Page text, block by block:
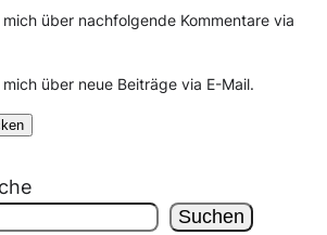
über nachfolgende Kommentare via
über neue Beiträge via E-Mail.
Suchen